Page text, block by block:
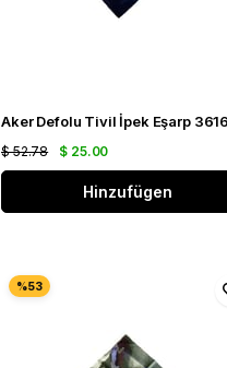
$ 25.00
$ 52.78
Hinzufügen